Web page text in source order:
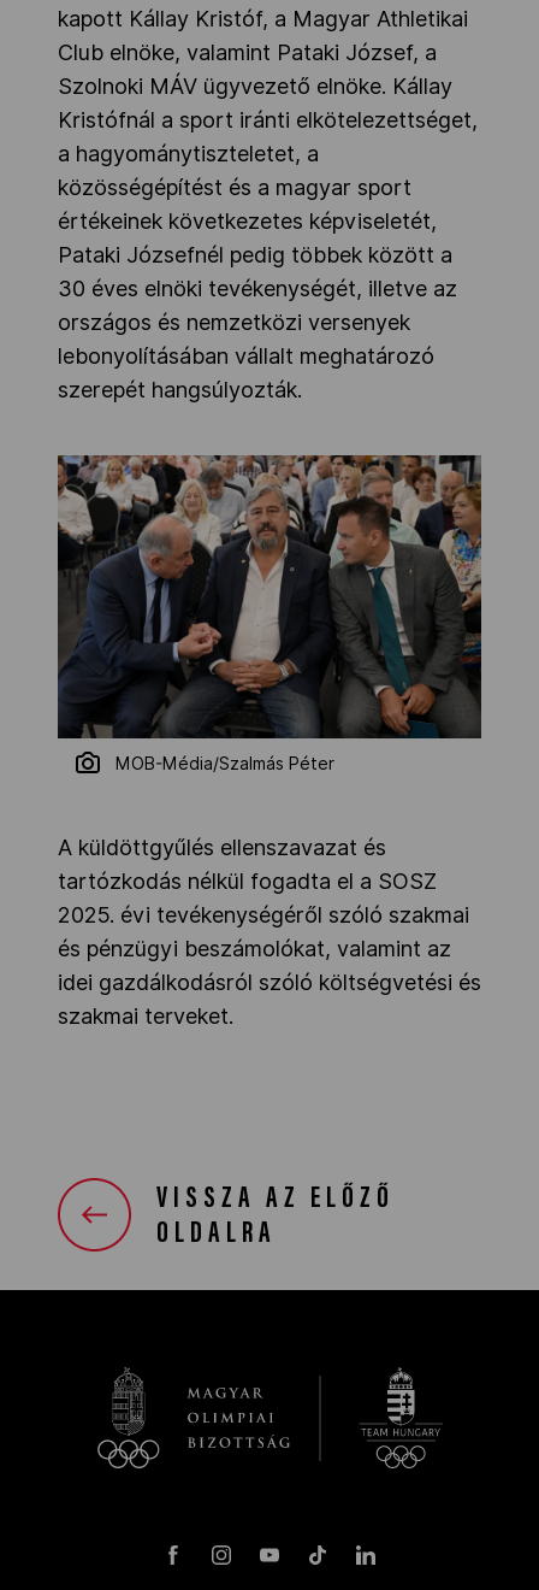
kapott Kállay Kristóf, a Magyar Athletikai
Club elnöke, valamint Pataki József, a
Szolnoki MÁV ügyvezető elnöke. Kállay
Kristófnál a sport iránti elkötelezettséget,
a hagyománytiszteletet, a
közösségépítést és a magyar sport
értékeinek következetes képviseletét,
Pataki Józsefnél pedig többek között a
30 éves elnöki tevékenységét, illetve az
országos és nemzetközi versenyek
lebonyolításában vállalt meghatározó
szerepét hangsúlyozták.
MOB-Média/Szalmás Péter
A küldöttgyűlés ellenszavazat és
tartózkodás nélkül fogadta el a SOSZ
2025. évi tevékenységéről szóló szakmai
és pénzügyi beszámolókat, valamint az
idei gazdálkodásról szóló költségvetési és
szakmai terveket.
VISSZA AZ ELŐZŐ
OLDALRA